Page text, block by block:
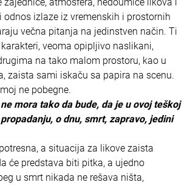
odnos izlaze iz vremenskih i prostornih
večna pitanja na jedinstven način. Ti
veoma opipljivo naslikani,
na tako malom prostoru, kao u
zaista sami iskaču sa papira na scenu.
ne pobegne.
mora tako da bude, da je u ovoj teškoj
o dnu, smrt, zapravo, jedini
a situacija za likove zaista
će predstava biti pitka, a ujedno
u smrt nikada ne rešava ništa,